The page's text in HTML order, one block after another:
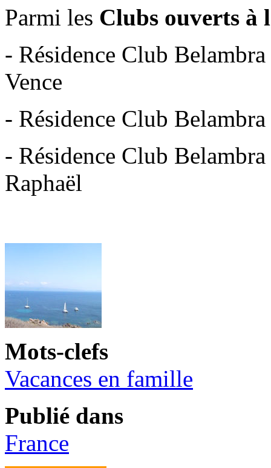
Parmi les Clubs ouverts à
- Résidence Club
Vence
- Résidence Club
- Résidence Club
Raphaël
Mots-clefs
Vacances en famille
Publié dans
France